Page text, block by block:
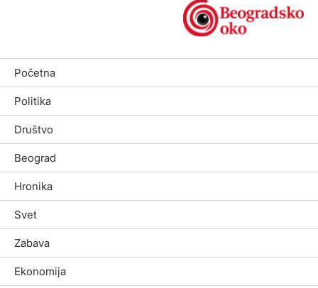
Početna
Politika
Društvo
Beograd
Hronika
Svet
Zabava
Ekonomija